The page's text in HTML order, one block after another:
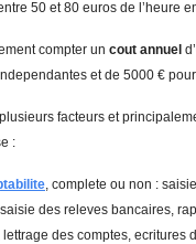
50 et 80 euros de l’heure
compter un cout annuel
et de 5000 €
facteurs et
:
, complete ou non :
des releves bancaires,
des comptes, ecritures